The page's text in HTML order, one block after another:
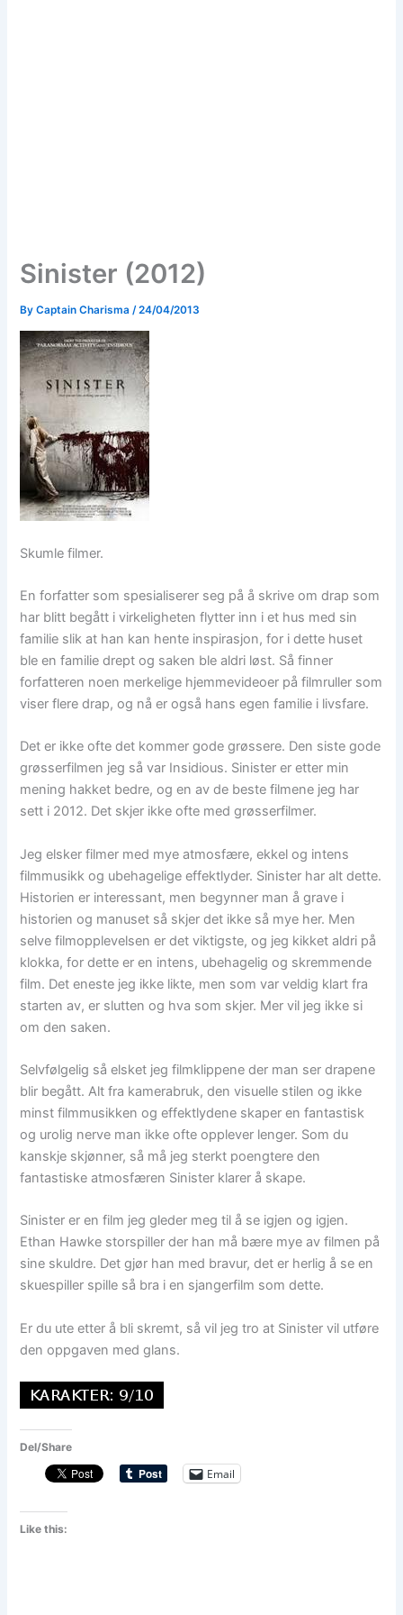
Sinister (2012)
ByCaptain Charisma /24/04/2013
Skumle filmer.
En forfatter som spesialiserer seg på å skrive om drap som
har blitt begått i virkeligheten flytter inn i et hus med sin
familie slik at han kan hente inspirasjon, for i dette huset
ble en familie drept og saken ble aldri løst. Så finner
forfatteren noen merkelige hjemmevideoer på filmruller som
viser flere drap, og nå er også hans egen familie i livsfare.
Det er ikke ofte det kommer gode grøssere. Den siste gode
grøsserfilmen jeg så var Insidious. Sinister er etter min
mening hakket bedre, og en av de beste filmene jeg har
sett i 2012. Det skjer ikke ofte med grøsserfilmer.
Jeg elsker filmer med mye atmosfære, ekkel og intens
filmmusikk og ubehagelige effektlyder. Sinister har alt dette.
Historien er interessant, men begynner man å grave i
historien og manuset så skjer det ikke så mye her. Men
selve filmopplevelsen er det viktigste, og jeg kikket aldri på
klokka, for dette er en intens, ubehagelig og skremmende
film. Det eneste jeg ikke likte, men som var veldig klart fra
starten av, er slutten og hva som skjer. Mer vil jeg ikke si
om den saken.
Selvfølgelig så elsket jeg filmklippene der man ser drapene
blir begått. Alt fra kamerabruk, den visuelle stilen og ikke
minst filmmusikken og effektlydene skaper en fantastisk
og urolig nerve man ikke ofte opplever lenger. Som du
kanskje skjønner, så må jeg sterkt poengtere den
fantastiske atmosfæren Sinister klarer å skape.
Sinister er en film jeg gleder meg til å se igjen og igjen.
Ethan Hawke storspiller der han må bære mye av filmen på
sine skuldre. Det gjør han med bravur, det er herlig å se en
skuespiller spille så bra i en sjangerfilm som dette.
Er du ute etter å bli skremt, så vil jeg tro at Sinister vil utføre
den oppgaven med glans.
Del/Share
Email
Like this: